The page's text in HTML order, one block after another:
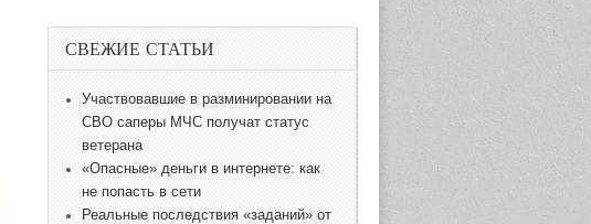
СВЕЖИЕ СТАТЬИ
Участвовавшие в разминировании на
СВО саперы МЧС получат статус
ветерана
«Опасные» деньги в интернете: как
не попасть в сети
Реальные последствия «заданий» от